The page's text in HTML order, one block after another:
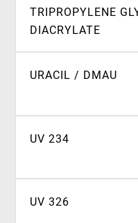
TRIPROPYLENE
DIACRYLATE
URACIL / DMAU
UV 234
UV 326